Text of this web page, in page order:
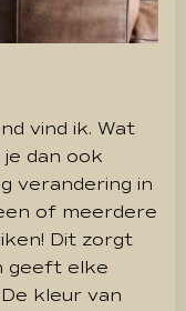
vind ik. Wat
dan ook
verandering in
of meerdere
Dit zorgt
geeft elke
kleur van